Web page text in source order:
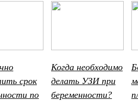
срок
по
Когда необходимо
делать УЗИ при
беременности?